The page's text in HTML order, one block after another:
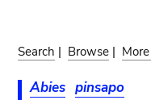
Search | Browse |
Abies pinsapo